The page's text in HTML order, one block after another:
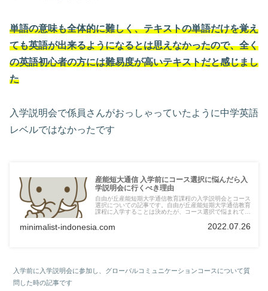
単語の意味も全体的に難しく、テキストの単語だけを覚え
ても英語が出来るようになるとは思えなかったので、全く
の英語初心者の方には難易度が高いテキストだと感じまし
た
入学説明会で係員さんがおっしゃっていたように中学英語
レベルではなかったです
産能短大通信 入学前にコース選択に悩んだら入
学説明会に行くべき理由
自由が丘産能短期大学通信教育課程の入学説明会とコース
選択についての記事です。自由が丘産能短期大学通信教育
課程に入学することは決めたが、コース選択で悩まれてい
入学説明会に参加して事務局の方に相談させて頂きまし
た。
minimalist-indonesia.com 2022.07.26
入学前に入学説明会に参加し、グローバルコミュニケーションコースについて質
問した時の記事です